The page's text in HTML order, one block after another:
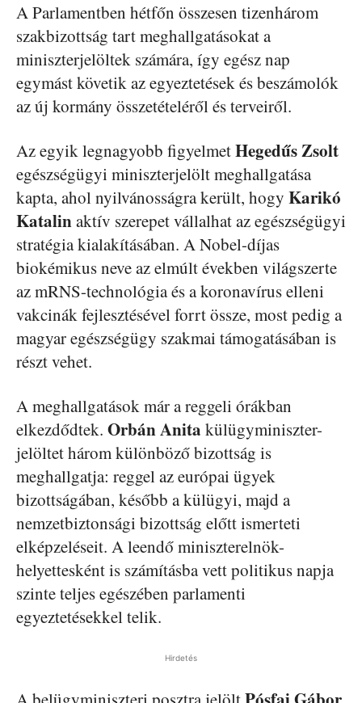
A Parlamentben hétfőn összesen tizenhárom
szakbizottság tart meghallgatásokat a
miniszterjelöltek számára, így egész nap
egymást követik az egyeztetések és beszámolók
az új kormány összetételéről és terveiről.
Az egyik legnagyobb figyelmetHegedűs Zsolt
egészségügyi miniszterjelölt meghallgatása
kapta, ahol nyilvánosságra került, hogy Karikó
Katalinaktív szerepet vállalhat az egészségügyi
stratégia kialakításában. A Nobel-díjas
biokémikus neve az elmúlt években világszerte
az mRNS-technológia és a koronavírus elleni
vakcinák fejlesztésével forrt össze, most pedig a
magyar egészségügy szakmai támogatásában is
részt vehet.
A meghallgatások már a reggeli órákban
elkezdődtek. Orbán Anita külügyminiszter-
jelöltet három különböző bizottság is
meghallgatja: reggel az európai ügyek
bizottságában, később a külügyi, majd a
nemzetbiztonsági bizottság előtt ismerteti
elképzeléseit. A leendő miniszterelnök-
helyettesként is számításba vett politikus napja
szinte teljes egészében parlamenti
egyeztetésekkel telik.
Hirdetés